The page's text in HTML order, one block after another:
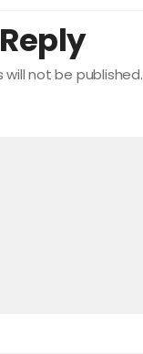
will not be published.